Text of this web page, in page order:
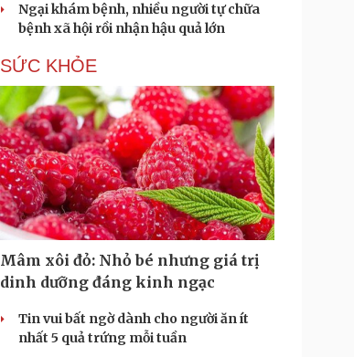
Ngại khám bệnh, nhiều người tự chữa
bệnh xã hội rồi nhận hậu quả lớn
SỨC KHỎE
Mâm xôi đỏ: Nhỏ bé nhưng giá trị
dinh dưỡng đáng kinh ngạc
Tin vui bất ngờ dành cho người ăn ít
nhất 5 quả trứng mỗi tuần